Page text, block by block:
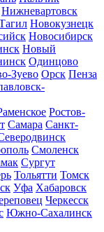
Нижневартовск
Новокузнецк
Новосибирск
Новый
Одинцово
Зуево Орск Пенза
Ростов-
Самара Санкт-
Смоленск
Сургут
Тольятти Томск
Уфа Хабаровск
Черкесск
Южно-Сахалинск